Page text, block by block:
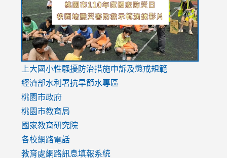
usp=sharing
link
to
https://www.youtube.com/watch?
v=mfpNykQ0g4M
上大國小性騷擾防治措施申訴及懲戒規範
經濟部水利署抗旱節水專區
桃園市政府
桃園市教育局
國家教育研究院
各校網路電話
教育處網路訊息填報系統